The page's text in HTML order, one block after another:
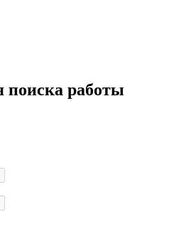
поиска работы